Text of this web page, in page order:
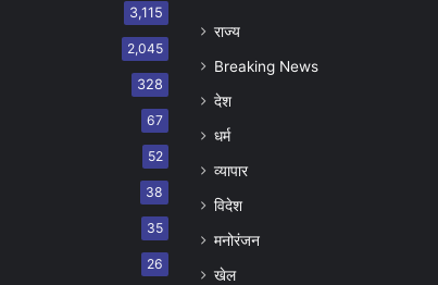
3,115
2,045
328
67
52
38
35
26
राज्य
Breaking News
देश
धर्म
व्यापार
विदेश
मनोरंजन
खेल